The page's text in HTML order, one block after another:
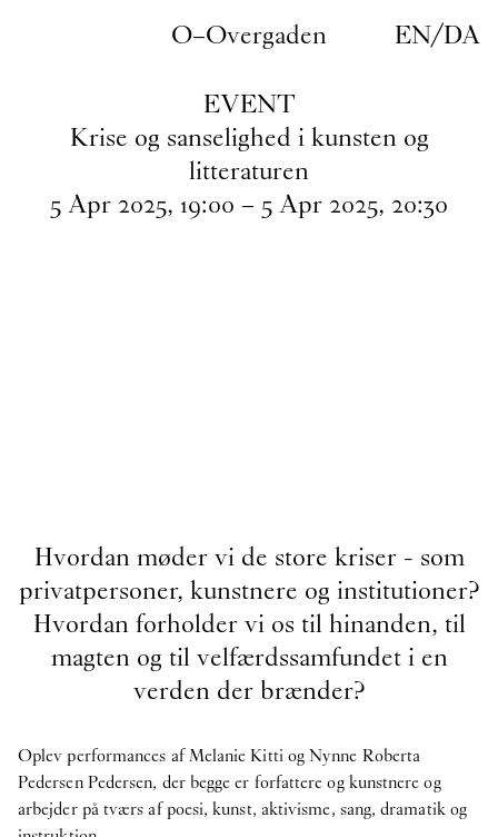
O–Overgaden EN/DA
EVENT
Krise og sanselighed i kunsten og
litteraturen
5Apr2025, 19:00 – 5Apr2025, 20:30
Hvordan møder vi de store kriser - som
privatpersoner, kunstnere og institutioner?
Hvordan forholder vi os til hinanden, til
magten og til velfærdssamfundet i en
verden der brænder?
Oplev performances af Melanie Kitti og Nynne Roberta
Pedersen Pedersen, der begge er forfattere og kunstnere og
arbejder på tværs af poesi, kunst, aktivisme, sang, dramatik og